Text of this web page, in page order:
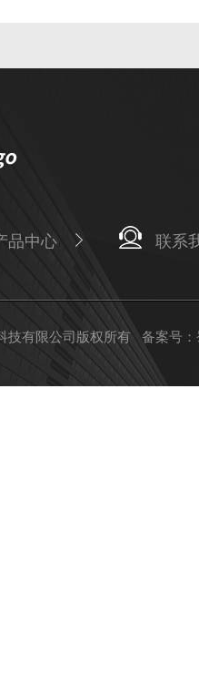
品中心 联系
技有限公司版权所有 备案号：